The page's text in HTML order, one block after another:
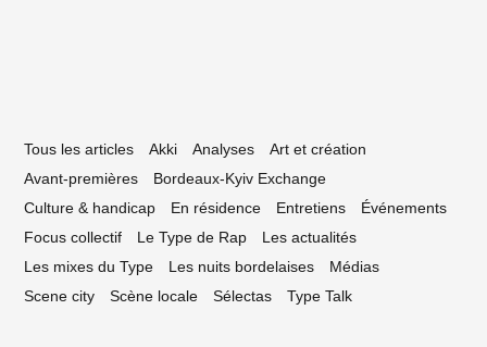
Tous les articles Akki Analyses
Art et création
Avant-premières
Bordeaux-Kyiv Exchange
Culture & handicap
En résidence Entretiens
Événements
Focus collectif
Le Type de Rap
Les actualités
Les mixes du Type
Les nuits bordelaises
Médias
Scene city
Scène locale Sélectas Type Talk